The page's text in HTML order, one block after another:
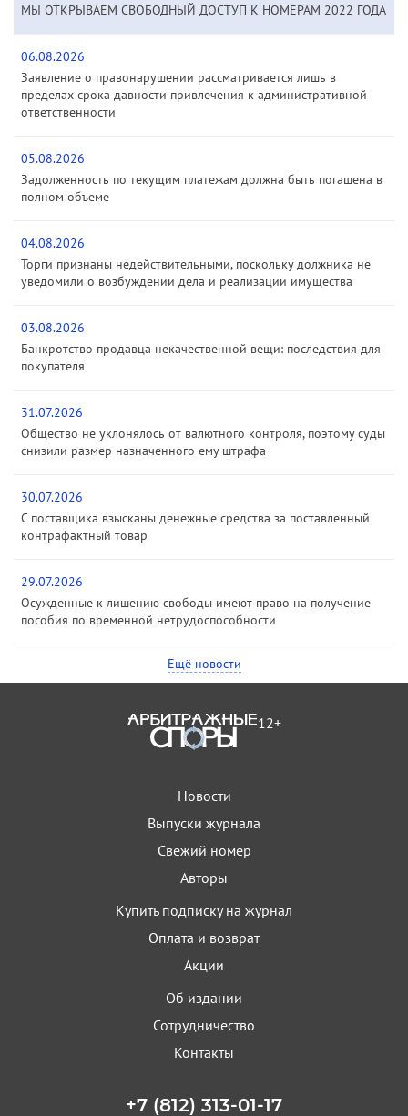
МЫ ОТКРЫВАЕМ СВОБОДНЫЙ ДОСТУП К НОМЕРАМ 2022 ГОДА
06.08.2026
Заявление о правонарушении рассматривается лишь в
пределах срока давности привлечения к административной
ответственности
05.08.2026
Задолженность по текущим платежам должна быть погашена в
полном объеме
04.08.2026
Торги признаны недействительными, поскольку должника не
уведомили о возбуждении дела и реализации имущества
03.08.2026
Банкротство продавца некачественной вещи: последствия для
покупателя
31.07.2026
Общество не уклонялось от валютного контроля, поэтому суды
снизили размер назначенного ему штрафа
30.07.2026
С поставщика взысканы денежные средства за поставленный
контрафактный товар
29.07.2026
Осужденные к лишению свободы имеют право на получение
пособия по временной нетрудоспособности
Ещё новости
12+
Новости
Выпуски журнала
Свежий номер
Авторы
Купить подписку на журнал
Оплата и возврат
Акции
Об издании
Сотрудничество
Контакты
+7 (812) 313-01-17